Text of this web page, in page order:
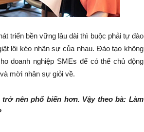
triển bền vững lâu dài thì buộc phải tự đào
lôi kéo nhân sự của nhau. Đào tạo không
doanh nghiệp SMEs để có thể chủ động
mời nhân sự giỏi về.
nên phổ biến hơn. Vậy theo bà: Làm